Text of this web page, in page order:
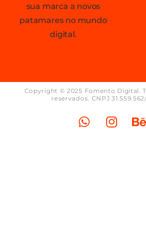
sua marca a novos
patamares no mundo
digital.
Copyright © 2025 Fomento Digital.
reservados. CNPJ